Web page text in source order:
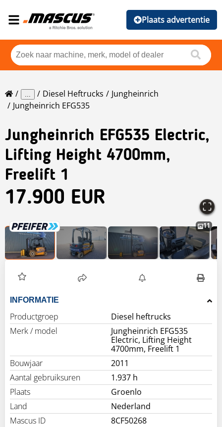
Plaats advertentie
... Diesel Heftrucks
Jungheinrich
Jungheinrich EFG535
Jungheinrich EFG535 Electric,
Lifting Height 4700mm,
Freelift 1
17.900 EUR
11
INFORMATIE
Productgroep
Diesel heftrucks
Merk / model
Jungheinrich EFG535
Electric, Lifting Height
4700mm, Freelift 1
Bouwjaar
2011
Aantal gebruiksuren
1.937 h
Plaats
Groenlo
Land
Nederland
Mascus ID
8CF50268